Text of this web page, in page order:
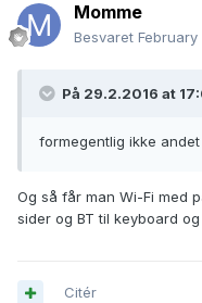
Momme
Besvaret February
På 29.2.2016 at
formegentlig ikke
Og så får man Wi-Fi med
sider og BT til keyboard og
Citér